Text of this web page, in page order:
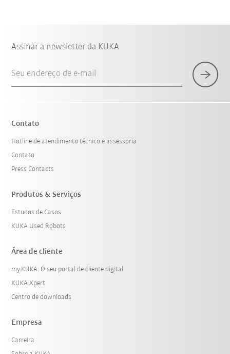
Assinar a newsletter da KUKA
Seu endereço de e-mail
Contato
Hotline de atendimento técnico e assessoria
Contato
Press Contacts
Produtos & Serviços
Estudos de Casos
KUKA Used Robots
Área de cliente
my.KUKA: O seu portal de cliente digital
KUKA Xpert
Centro de downloads
Empresa
Carreira